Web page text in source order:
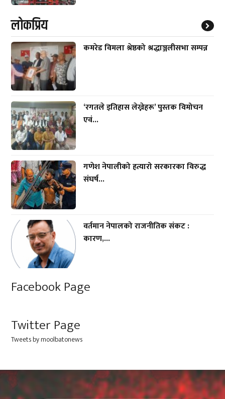
लाेकप्रिय
कमरेड विमला श्रेष्ठको श्रद्धाञ्जलीसभा सम्पन्न
‘रगतले इतिहास लेख्नेहरू’ पुस्तक विमोचन
एवं...
गणेश नेपालीको हत्यारो सरकारका विरुद्ध
संघर्ष...
वर्तमान नेपालको राजनीतिक संकट :
कारण,...
Facebook Page
Twitter Page
Tweets by moolbatonews